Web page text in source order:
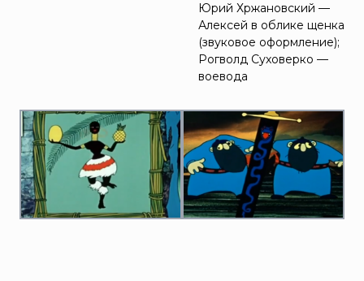
Юрий Хржановский —
Алексей в облике щенка
(звуковое оформление);
Рогволд Суховерко —
воевода